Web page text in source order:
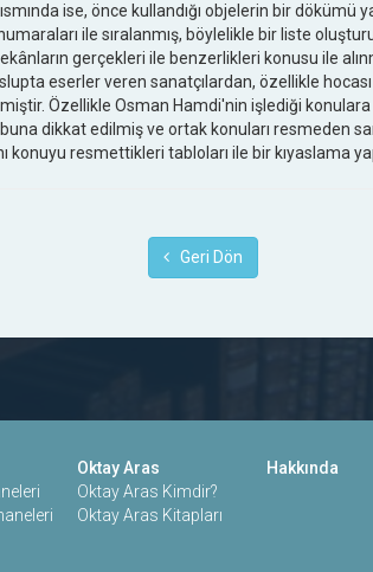
ise, önce kullandığı objelerin bir dökümü
ile sıralanmış, böylelikle bir liste
gerçekleri ile benzerlikleri konusu ile
eserler veren sanatçılardan, özellikle
Özellikle Osman Hamdi'nin işlediği
dikkat edilmiş ve ortak konuları resmeden
konuyu resmettikleri tabloları ile bir kıyaslama
Geri Dön
Oktay Aras
Oktay Aras Kimdir?
Oktay Aras Kitapları
Hakkında